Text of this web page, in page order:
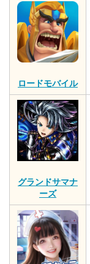
ロードモバイル
グランドサマナ
ーズ